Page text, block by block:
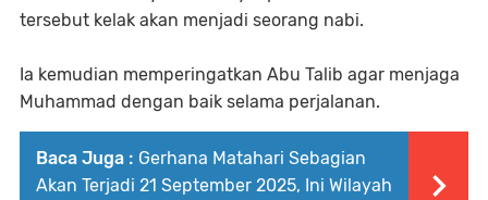
tersebut kelak akan menjadi seorang nabi.
Ia kemudian memperingatkan Abu Talib agar menjaga
Muhammad dengan baik selama perjalanan.
Baca Juga : Gerhana Matahari Sebagian
Akan Terjadi 21 September 2025, Ini Wilayah